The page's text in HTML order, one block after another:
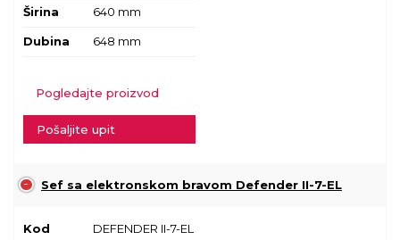
Širina 640 mm
Dubina 648 mm
Pogledajte proizvod
Pošaljite upit
Sef sa elektronskom bravom Defender II-7-EL
Kod DEFENDER II-7-EL